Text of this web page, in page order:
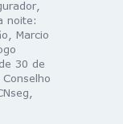
noite:
Marcio
30 de